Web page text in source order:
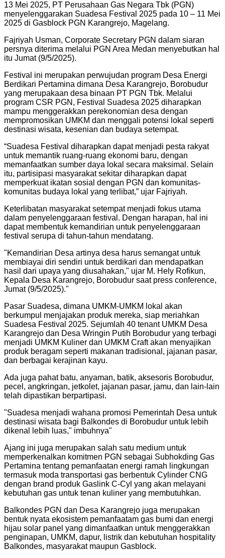
13 Mei 2025, PT Perusahaan Gas Negara Tbk (PGN)
menyelenggarakan Suadesa Festival 2025 pada 10 – 11 Mei
2025 di Gasblock PGN Karangrejo, Magelang.
Fajriyah Usman, Corporate Secretary PGN dalam siaran
persnya diterima melalui PGN Area Medan menyebutkan hal
itu Jumat (9/5/2025).
Festival ini merupakan perwujudan program Desa Energi
Berdikari Pertamina dimana Desa Karangrejo, Borobudur
yang merupakaan desa binaan PT PGN Tbk. Melalui
program CSR PGN, Festival Suadesa 2025 diharapkan
mampu menggerakkan perekonomian desa dengan
mempromosikan UMKM dan menggali potensi lokal seperti
destinasi wisata, kesenian dan budaya setempat.
“Suadesa Festival diharapkan dapat menjadi pesta rakyat
untuk memantik ruang-ruang ekonomi baru, dengan
memanfaatkan sumber daya lokal secara maksimal. Selain
itu, partisipasi masyarakat sekitar diharapkan dapat
memperkuat ikatan sosial dengan PGN dan komunitas-
komunitas budaya lokal yang terlibat,” ujar Fajriyah.
Keterlibatan masyarakat setempat menjadi fokus utama
dalam penyelenggaraan festival. Dengan harapan, hal ini
dapat membentuk kemandirian untuk penyelenggaraan
festival serupa di tahun-tahun mendatang.
"Kemandirian Desa artinya desa harus semangat untuk
membiayai diri sendiri untuk berdikari dan mendapatkan
hasil dari upaya yang diusahakan," ujar M. Hely Rofikun,
Kepala Desa Karangrejo, Borobudur saat press conference,
Jumat (9/5/2025)."
Pasar Suadesa, dimana UMKM-UMKM lokal akan
berkumpul menjajakan produk mereka, siap meriahkan
Suadesa Festival 2025. Sejumlah 40 tenant UMKM Desa
Karangrejo dan Desa Wringin Putih Borobudur yang terbagi
menjadi UMKM Kuliner dan UMKM Craft akan menyajikan
produk beragam seperti makanan tradisional, jajanan pasar,
dan berbagai kerajinan kayu.
Ada juga pahat batu, anyaman, batik, aksesoris Borobudur,
pecel, angkringan, jetkolet, jajanan pasar, jamu, dan lain-lain
telah dipastikan berpartipasi.
"Suadesa menjadi wahana promosi Pemerintah Desa untuk
destinasi wisata bagi Balkondes di Borobudur untuk lebih
dikenal lebih luas," imbuhnya"
Ajang ini juga merupakan salah satu medium untuk
memperkenalkan komitmen PGN sebagai Subhokding Gas
Pertamina tentang pemanfaatan energi ramah lingkungan
termasuk moda transportasi gas berbentuk Cylinder CNG
dengan brand produk Gaslink C-Cyl yang akan melayani
kebutuhan gas untuk tenan kuliner yang membutuhkan.
Balkondes PGN dan Desa Karangrejo juga merupakan
bentuk nyata ekosistem pemanfaatam gas bumi dan energi
hijau solar panel yang dimanfaatkan untuk menggerakkan
penginapan, UMKM, dapur, listrik dan kebutuhan hospitality
Balkondes, masyarakat maupun Gasblock.